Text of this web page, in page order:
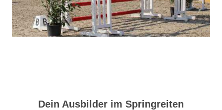
Dein Ausbilder im Springreiten